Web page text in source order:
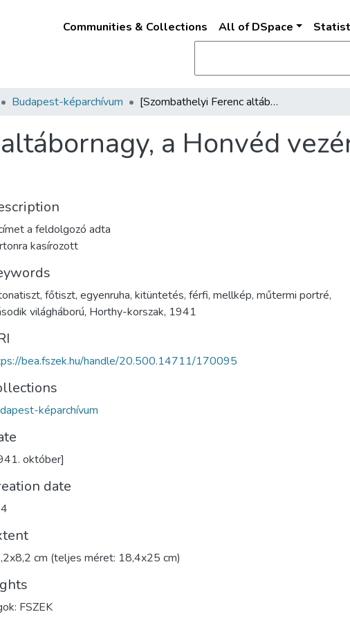
Communities & Collections All of DSpace
Budapest-képarchívum [Szombathelyi Ferenc altábornagy, a Honvéd vezérkar főnöke ]
a Honvéd
a feldolgozó adta
kasírozott
, főtiszt, egyenruha, kitüntetés, férfi, mellkép, műtermi portré,
világháború, Horthy-korszak, 1941
bea.fszek.hu/handle/20.500.14711/170095
képarchívum
október]
date
cm (teljes méret: 18,4x25 cm)
FSZEK